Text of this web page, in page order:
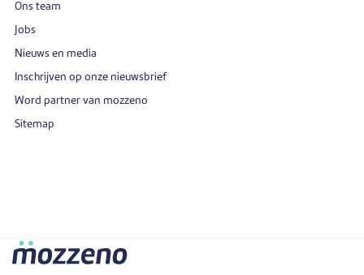
Ons team
Jobs
Nieuws en media
Inschrijven op onze nieuwsbrief
Word partner van mozzeno
Sitemap